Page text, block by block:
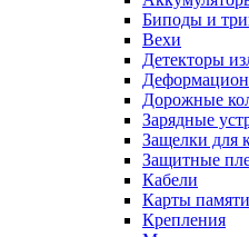
Биподы и
Вехи
Детекторы
Дорожные
Зарядные
Защелки для
Защитные
Кабели
Карты
Крепления